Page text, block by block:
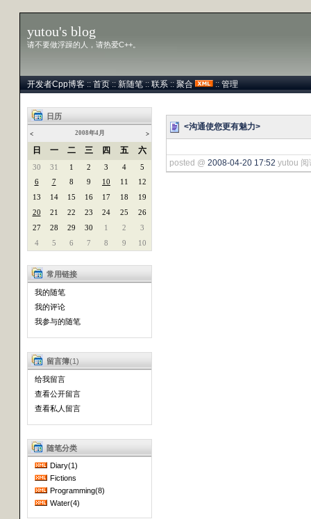
yutou's blog
请不要做浮躁的人，请热爱C++。
开发者Cpp博客 :: 首页 :: 新随笔 :: 联系 :: 聚合 :: 管理
日历
< 2008年4月 >
日 一 二 三 四 五 六
30 31 1 2 3 4
5
6
7 8 9 10 11
12
13
14 15 16 17 18
19
20
21 22 23 24 25
26
27
28 29 30 1 2
3
4
5 6 7 8 9 10
常用链接
我的随笔
我的评论
我参与的随笔
留言簿(1)
给我留言
查看公开留言
查看私人留言
随笔分类
Diary(1)
Fictions
Programming(8)
Water(4)
<沟通使您更有魅力>
posted @ 2008-04-20 17:52 yutou